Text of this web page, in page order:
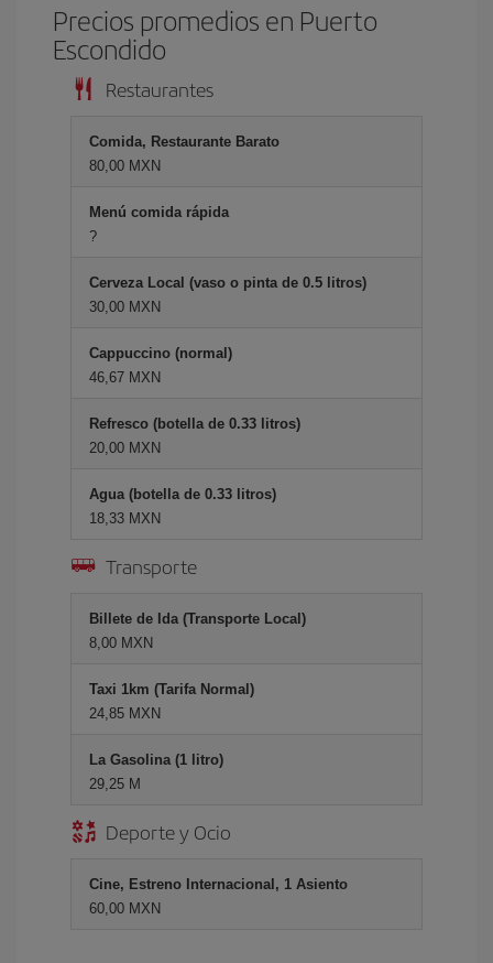
Precios promedios en Puerto
Escondido
Restaurantes
Comida, Restaurante Barato
80,00 MXN
Menú comida rápida
?
Cerveza Local (vaso o pinta de 0.5 litros)
30,00 MXN
Cappuccino (normal)
46,67 MXN
Refresco (botella de 0.33 litros)
20,00 MXN
Agua (botella de 0.33 litros)
18,33 MXN
Transporte
Billete de Ida (Transporte Local)
8,00 MXN
Taxi 1km (Tarifa Normal)
24,85 MXN
La Gasolina (1 litro)
29,25 M
Deporte y Ocio
Cine, Estreno Internacional, 1 Asiento
60,00 MXN